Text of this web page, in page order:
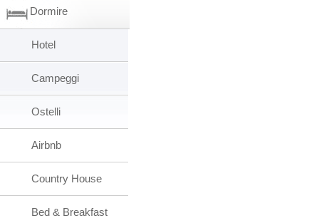
Dormire
Hotel
Campeggi
Ostelli
Airbnb
Country House
Bed & Breakfast